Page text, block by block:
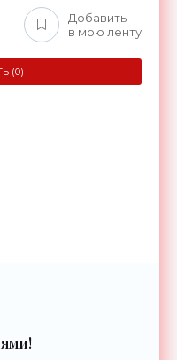
Добавить
в мою ленту
(0)